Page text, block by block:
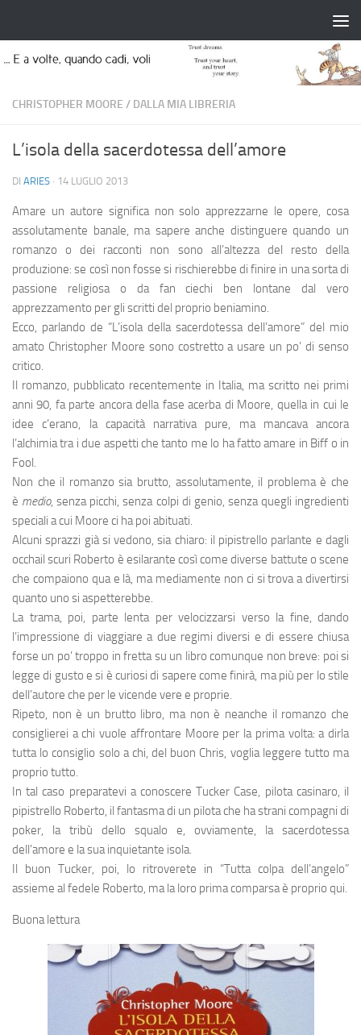
CHRISTOPHER MOORE / DALLA MIA LIBRERIA
L’isola della sacerdotessa dell’amore
DI ARIES · 14 LUGLIO 2013
Amare un autore significa non solo apprezzarne le opere, cosa
assolutamente banale, ma sapere anche distinguere quando un
romanzo o dei racconti non sono all’altezza del resto della
produzione: se così non fosse si rischierebbe di finire in una sorta di
passione religiosa o da fan ciechi ben lontane dal vero
apprezzamento per gli scritti del proprio beniamino.
Ecco, parlando de “L’isola della sacerdotessa dell’amore” del mio
amato Christopher Moore sono costretto a usare un po’ di senso
critico.
Il romanzo, pubblicato recentemente in Italia, ma scritto nei primi
anni 90, fa parte ancora della fase acerba di Moore, quella in cui le
idee c’erano, la capacità narrativa pure, ma mancava ancora
l’alchimia tra i due aspetti che tanto me lo ha fatto amare in Biff o in
Fool.
Non che il romanzo sia brutto, assolutamente, il problema è che
è medio, senza picchi, senza colpi di genio, senza quegli ingredienti
speciali a cui Moore ci ha poi abituati.
Alcuni sprazzi già si vedono, sia chiaro: il pipistrello parlante e dagli
occhail scuri Roberto è esilarante così come diverse battute o scene
che compaiono qua e là, ma mediamente non ci si trova a divertirsi
quanto uno si aspetterebbe.
La trama, poi, parte lenta per velocizzarsi verso la fine, dando
l’impressione di viaggiare a due regimi diversi e di essere chiusa
forse un po’ troppo in fretta su un libro comunque non breve: poi si
legge di gusto e si è curiosi di sapere come finirà, ma più per lo stile
dell’autore che per le vicende vere e proprie.
Ripeto, non è un brutto libro, ma non è neanche il romanzo che
consiglierei a chi vuole affrontare Moore per la prima volta: a dirla
tutta lo consiglio solo a chi, del buon Chris, voglia leggere tutto ma
proprio tutto.
In tal caso preparatevi a conoscere Tucker Case, pilota casinaro, il
pipistrello Roberto, il fantasma di un pilota che ha strani compagni di
poker, la tribù dello squalo e, ovviamente, la sacerdotessa
dell’amore e la sua inquietante isola.
Il buon Tucker, poi, lo ritroverete in “Tutta colpa dell’angelo”
assieme al fedele Roberto, ma la loro prima comparsa è proprio qui.
Buona lettura